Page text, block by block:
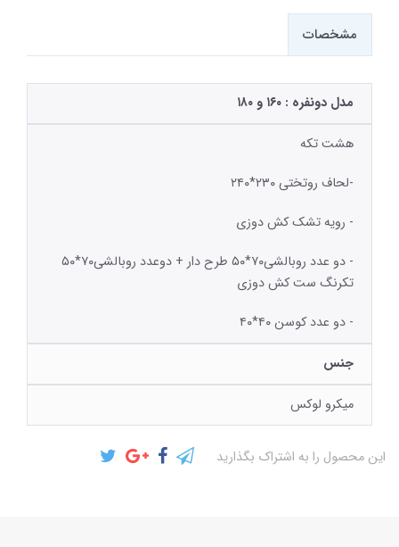
مشخصات
مدل دونفره : ۱۶۰ و ۱۸۰
هشت تکه
-لحاف روتختی ۲۳۰*۲۴۰
- رویه تشک کش دوزی
- دو عدد روبالشی۷۰*۵۰ طرح دار + دوعدد روبالشی۷۰*۵۰
تکرنگ ست کش دوزی
- دو عدد کوسن ۴۰*۴۰
جنس
میکرو لوکس
این محصول را به اشتراک بگذارید